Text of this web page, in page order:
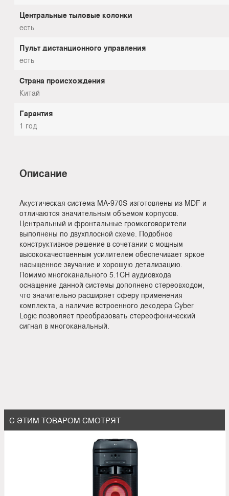
Центральные тыловые колонки
есть
Пульт дистанционного управления
есть
Страна происхождения
Китай
Гарантия
1 год
Описание
Акустическая система MA-970S изготовлены из MDF и
отличаются значительным объемом корпусов.
Центральный и фронтальные громкоговорители
выполнены по двухплосной схеме. Подобное
конструктивное решение в сочетании с мощным
высококачественным усилителем обеспечивает яркое
насыщенное звучание и хорошую детализацию.
Помимо многоканального 5.1СН аудиовхода
оснащение данной системы дополнено стереовходом,
что значительно расширяет сферу применения
комплекта, а наличие встроенного декодера Cyber
Logic позволяет преобразовать стереофонический
сигнал в многоканальный.
С ЭТИМ ТОВАРОМ СМОТРЯТ